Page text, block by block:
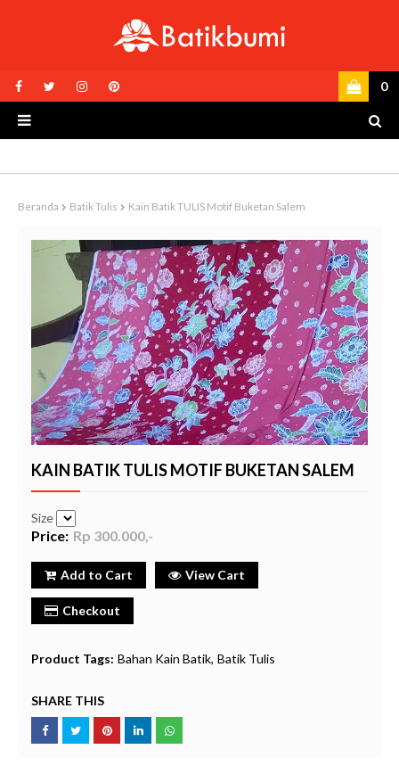
0
Beranda Batik Tulis Kain Batik TULIS Motif Buketan Salem
KAIN BATIK TULIS MOTIF BUKETAN SALEM
Size
Price: Rp 300.000,-
Add to Cart View Cart
Checkout
Product Tags: Bahan Kain Batik Batik Tulis
SHARE THIS